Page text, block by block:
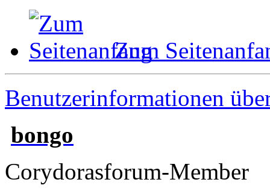
Zum
Benutzerinformationen
bongo
Corydorasforum-Member